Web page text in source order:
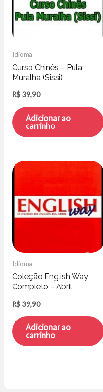
Idioma
Curso Chinês – Pula
Muralha (Sissi)
R$ 39,90
Adicionar ao
carrinho
Idioma
Coleção English Way
Completo – Abril
R$ 39,90
Adicionar ao
carrinho